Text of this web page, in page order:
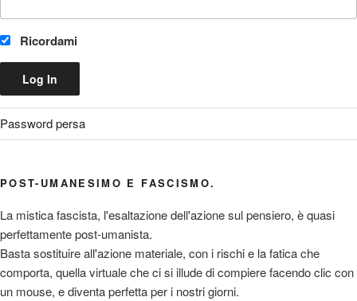
Ricordami
Password persa
POST-UMANESIMO E FASCISMO.
La mistica fascista, l'esaltazione dell'azione sul pensiero, è quasi
perfettamente post-umanista.
Basta sostituire all'azione materiale, con i rischi e la fatica che
comporta, quella virtuale che ci si illude di compiere facendo clic con
un mouse, e diventa perfetta per i nostri giorni.